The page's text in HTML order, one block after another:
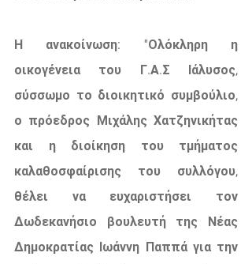
Η ανακοίνωση: ''Ολόκληρη η
οικογένεια του Γ.Α.Σ Ιάλυσος,
σύσσωμο το διοικητικό συμβούλιο,
ο πρόεδρος Μιχάλης Χατζηνικήτας
και η διοίκηση του τμήματος
καλαθοσφαίρισης του συλλόγου,
θέλει να ευχαριστήσει τον
Δωδεκανήσιο βουλευτή της Νέας
Δημοκρατίας Ιωάννη Παππά για την